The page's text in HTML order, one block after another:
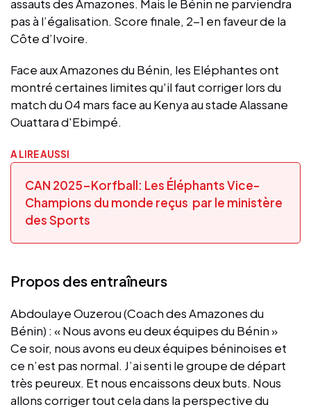
assauts des Amazones. Mais le Bénin ne parviendra
pas à l’égalisation. Score finale, 2-1 en faveur de la
Côte d’Ivoire.
Face aux Amazones du Bénin, les Eléphantes ont
montré certaines limites qu'il faut corriger lors du
match du 04 mars face au Kenya au stade Alassane
Ouattara d'Ebimpé.
A LIRE AUSSI
CAN 2025-Korfball: Les Éléphants Vice-
Champions du monde reçus par le ministère
des Sports
Propos des entraîneurs
Abdoulaye Ouzerou (Coach des Amazones du
Bénin) : « Nous avons eu deux équipes du Bénin »
Ce soir, nous avons eu deux équipes béninoises et
ce n’est pas normal. J’ai senti le groupe de départ
très peureux. Et nous encaissons deux buts. Nous
allons corriger tout cela dans la perspective du